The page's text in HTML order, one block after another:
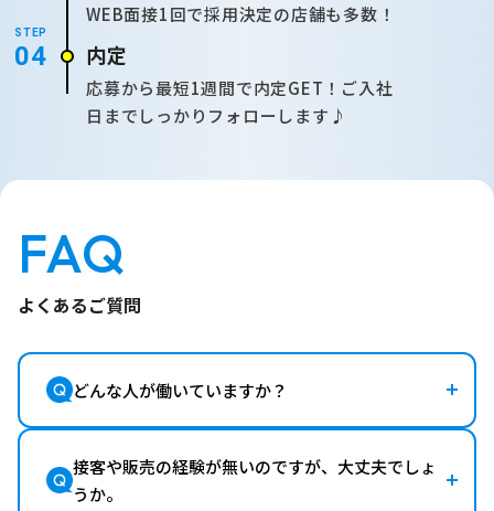
WEB面接1回で採用決定の店舗も多数！
STEP
04 内定
応募から最短1週間で内定GET！ご入社
日までしっかりフォローします♪
FAQ
よくあるご質問
どんな人が働いていますか？
接客や販売の経験が無いのですが、大丈夫でしょ
うか。